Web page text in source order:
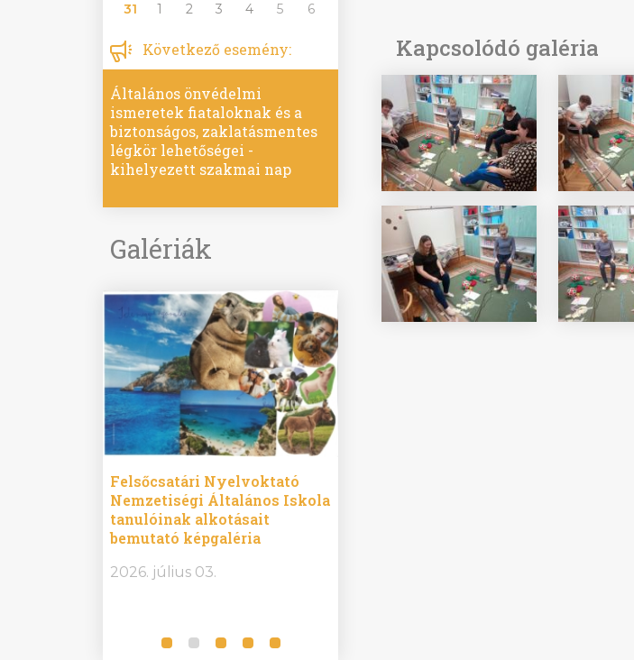
31
1 2 3 4 5 6
Következő esemény:
Általános önvédelmi
ismeretek fiataloknak és a
biztonságos, zaklatásmentes
légkör lehetőségei -
kihelyezett szakmai nap
Galériák
Felsőcsatári Nyelvoktató
Nemzetiségi Általános Iskola
tanulóinak alkotásait
bemutató képgaléria
2026. július 03.
Kapcsolódó galéria